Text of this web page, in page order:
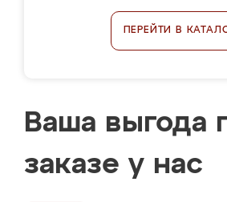
ПЕРЕЙТИ В
Ваша выгода
заказе у нас